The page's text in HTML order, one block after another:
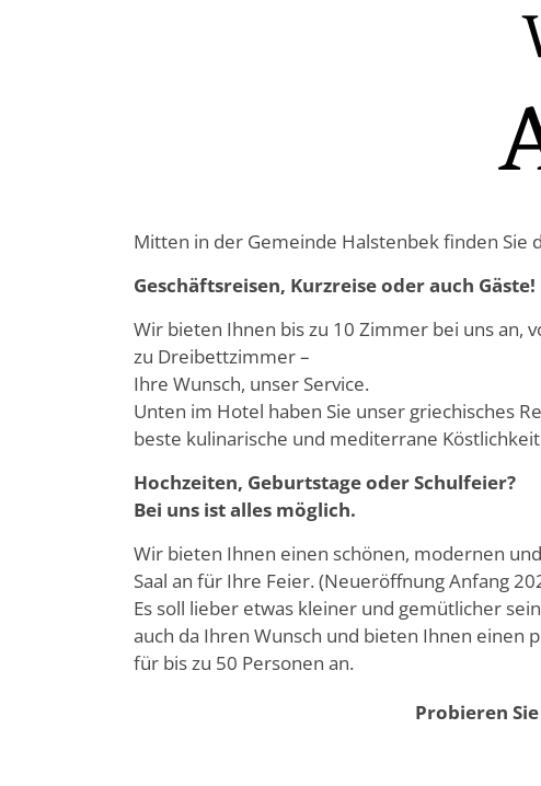
Mitten in der Gemeinde Halstenbek finden Sie
Geschäftsreisen, Kurzreise oder auch Gäste!
Wir bieten Ihnen bis zu 10 Zimmer bei uns an,
zu Dreibettzimmer –
Ihre Wunsch, unser Service.
Unten im Hotel haben Sie unser griechisches
beste kulinarische und mediterrane
Hochzeiten, Geburtstage oder Schulfeier?
Bei uns ist alles möglich.
Wir bieten Ihnen einen schönen, modernen
Saal an für Ihre Feier. (Neueröffnung Anfang
Es soll lieber etwas kleiner und gemütlicher
auch da Ihren Wunsch und bieten Ihnen einen
für bis zu 50 Personen an.
Probieren